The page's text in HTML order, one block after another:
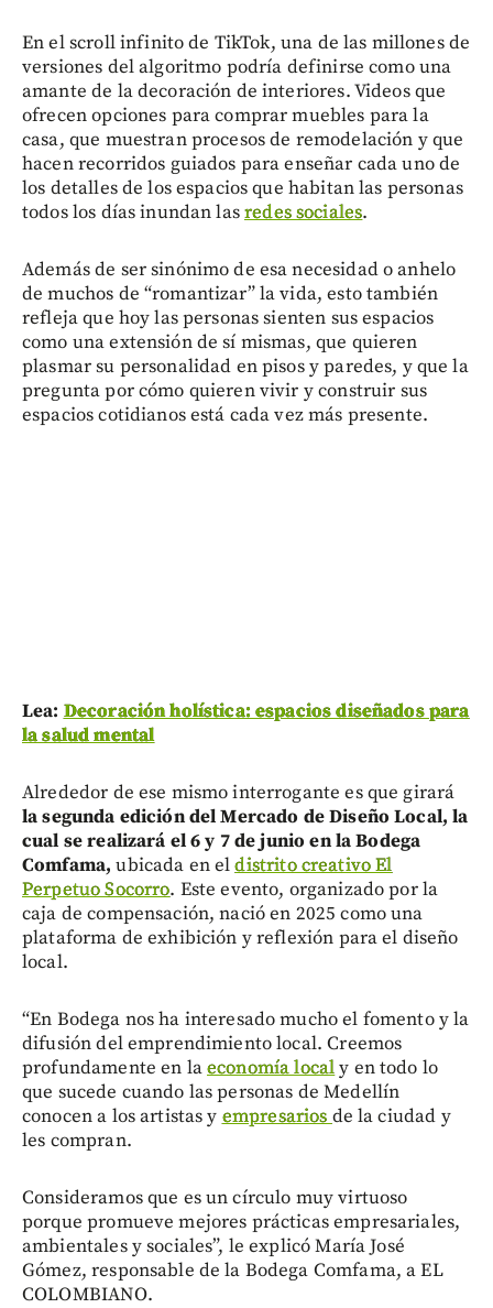
En el scroll infinito de TikTok, una de las millones de
versiones del algoritmo podría definirse como una
amante de la decoración de interiores. Videos que
ofrecen opciones para comprar muebles para la
casa, que muestran procesos de remodelación y que
hacen recorridos guiados para enseñar cada uno de
los detalles de los espacios que habitan las personas
todos los días inundan lasredes sociales.
Además de ser sinónimo de esa necesidad o anhelo
de muchos de “romantizar” la vida, esto también
refleja que hoy las personas sienten sus espacios
como una extensión de sí mismas, que quieren
plasmar su personalidad en pisos y paredes, y que la
pregunta por cómo quieren vivir y construir sus
espacios cotidianos está cada vez más presente.
Lea: Decoración holística: espacios diseñados para
la salud mental
Alrededor de ese mismo interrogante es que girará
la segunda edición del Mercado de Diseño Local, la
cual se realizará el 6 y 7 de junio en la Bodega
Comfama,ubicada en eldistrito creativo El
Perpetuo Socorro. Este evento, organizado por la
caja de compensación, nació en 2025 como una
plataforma de exhibición y reflexión para el diseño
local.
“En Bodega nos ha interesado mucho el fomento y la
difusión del emprendimiento local. Creemos
profundamente en laeconomía localy en todo lo
que sucede cuando las personas de Medellín
conocen a los artistas y empresarios de la ciudad y
les compran.
Consideramos que es un círculo muy virtuoso
porque promueve mejores prácticas empresariales,
ambientales y sociales”, le explicó María José
Gómez, responsable de la Bodega Comfama, a EL
COLOMBIANO.